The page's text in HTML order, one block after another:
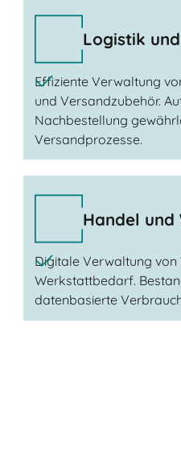
Logistik
Effiziente Verwaltung
und Versandzubehör.
Nachbestellung
Versandprozesse.
Handel
Digitale Verwaltung
Werkstattbedarf.
datenbasierte